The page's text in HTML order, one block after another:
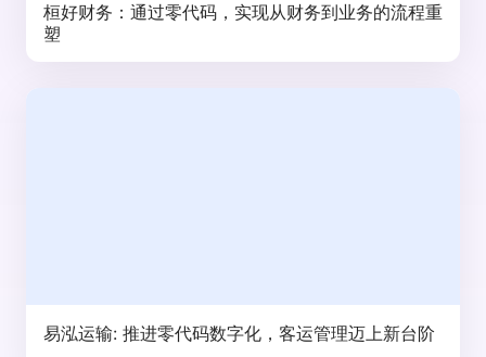
桓好财务：通过零代码，实现从财务到业务的流程重
塑
易泓运输: 推进零代码数字化，客运管理迈上新台阶